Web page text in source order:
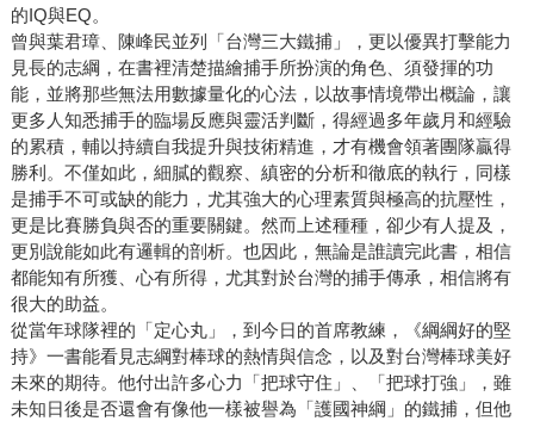
的IQ與EQ。
曾與葉君璋、陳峰民並列「台灣三大鐵捕」，更以優異打擊能力
見長的志綱，在書裡清楚描繪捕手所扮演的角色、須發揮的功
能，並將那些無法用數據量化的心法，以故事情境帶出概論，讓
更多人知悉捕手的臨場反應與靈活判斷，得經過多年歲月和經驗
的累積，輔以持續自我提升與技術精進，才有機會領著團隊贏得
勝利。不僅如此，細膩的觀察、縝密的分析和徹底的執行，同樣
是捕手不可或缺的能力，尤其強大的心理素質與極高的抗壓性，
更是比賽勝負與否的重要關鍵。然而上述種種，卻少有人提及，
更別說能如此有邏輯的剖析。也因此，無論是誰讀完此書，相信
都能知有所獲、心有所得，尤其對於台灣的捕手傳承，相信將有
很大的助益。
從當年球隊裡的「定心丸」，到今日的首席教練，《綱綱好的堅
持》一書能看見志綱對棒球的熱情與信念，以及對台灣棒球美好
未來的期待。他付出許多心力「把球守住」、「把球打強」，雖
未知日後是否還會有像他一樣被譽為「護國神綱」的鐵捕，但他